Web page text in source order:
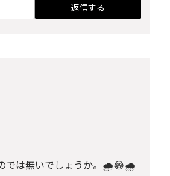
返信する
では無いでしょうか。🌧️😂🌧️